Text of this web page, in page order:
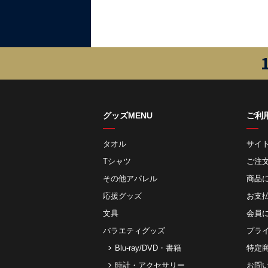
グッズMENU
タオル
Tシャツ
その他アパレル
応援グッズ
文具
バラエティグッズ
Blu-ray/DVD・書籍
時計・アクセサリー
ご利
サイ
ご注
商品
お⽀
会員
プラ
特定
お問